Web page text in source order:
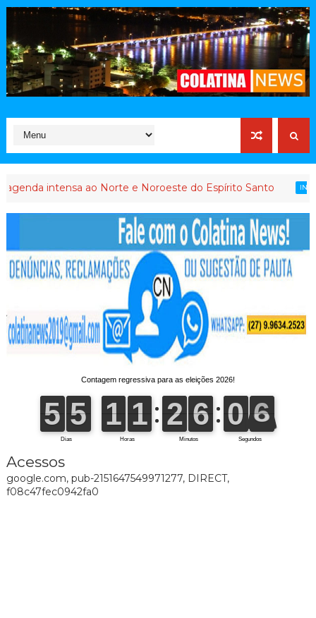
intensa ao Norte e Noroeste do Espírito Santo INTERVENÇÃO
Acessos
google.com, pub-2151647549971277, DIRECT,
f08c47fec0942fa0